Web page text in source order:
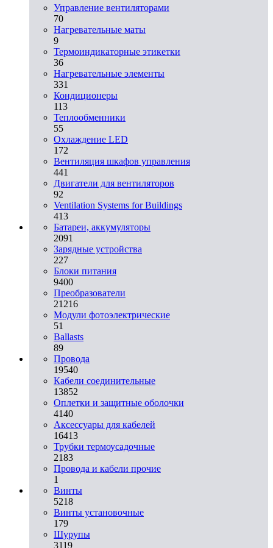
Управление вентиляторами
70
Нагревательные маты
9
Термоиндикаторные этикетки
36
Нагревательные элементы
331
Кондиционеры
113
Теплообменники
55
Охлаждение LED
172
Вентиляция шкафов управления
441
Двигатели для вентиляторов
92
Ventilation Systems for Buildings
413
Батареи, аккумуляторы
2091
Зарядные устройства
227
Блоки питания
9400
Преобразователи
21216
Модули фотоэлектрические
51
Ballasts
89
Провода
19540
Кабели соединительные
13852
Оплетки и защитные оболочки
4140
Аксессуары для кабелей
16413
Трубки термоусадочные
2183
Провода и кабели прочие
1
Винты
5218
Винты установочные
179
Шурупы
3119